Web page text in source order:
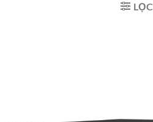
LỌC